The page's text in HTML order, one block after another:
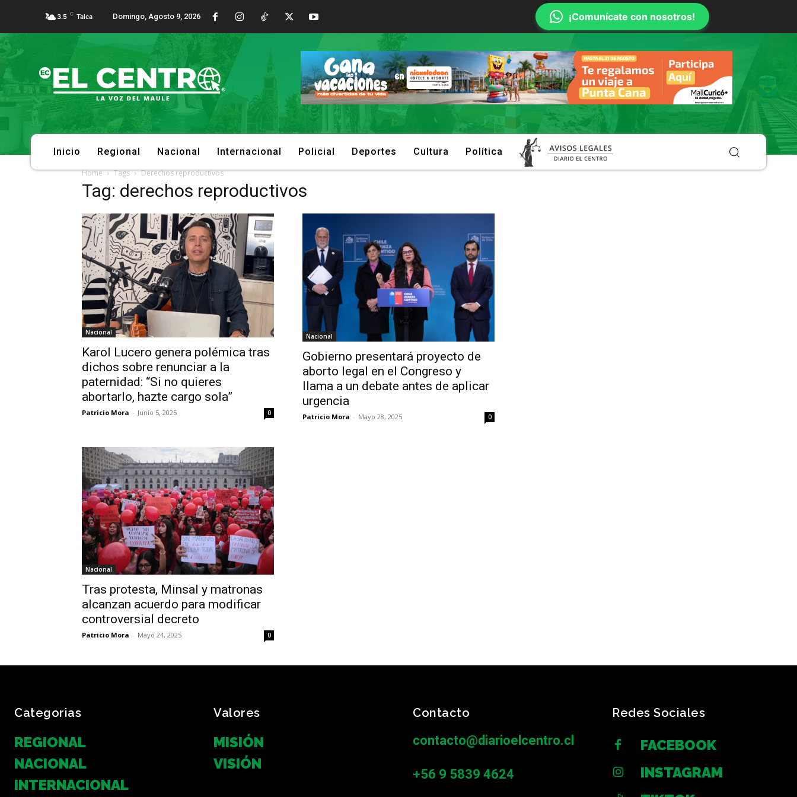
3.5 C Talca Domingo, Agosto 9, 2026 ¡Comunícate con nosotros!
Inicio Regional Nacional Internacional Policial Deportes Cultura Política
Home Tags Derechos reproductivos
Tag: derechos reproductivos
Nacional
Karol Lucero genera polémica tras
dichos sobre renunciar a la
paternidad: “Si no quieres
abortarlo, hazte cargo sola”
Patricio Mora - Junio 5, 2025 0
Nacional
Gobierno presentará proyecto de
aborto legal en el Congreso y
llama a un debate antes de aplicar
urgencia
Patricio Mora - Mayo 28, 2025 0
Nacional
Tras protesta, Minsal y matronas
alcanzan acuerdo para modificar
controversial decreto
Patricio Mora - Mayo 24, 2025 0
Categorias
REGIONAL
NACIONAL
INTERNACIONAL
Valores
MISIÓN
VISIÓN
Contacto
contacto@diarioelcentro.cl
+56 9 5839 4624
Redes Sociales
FACEBOOK
INSTAGRAM